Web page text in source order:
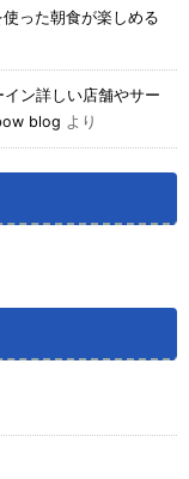
った朝食が楽しめる
イン詳しい店舗やサー
blog より